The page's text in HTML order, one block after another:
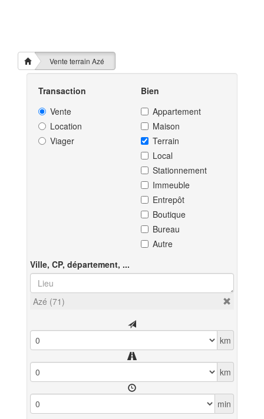
Vente terrain Azé
Transaction
Vente
Location
Viager
Bien
Appartement
Maison
Terrain
Local
Stationnement
Immeuble
Entrepôt
Boutique
Bureau
Autre
Ville, CP, département, ...
Azé (71)
km
km
min